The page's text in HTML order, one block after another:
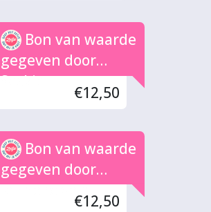
Bon van waarde
gegeven door
Saskia
€12,50
Bon van waarde
gegeven door
Janneke veldt
€12,50